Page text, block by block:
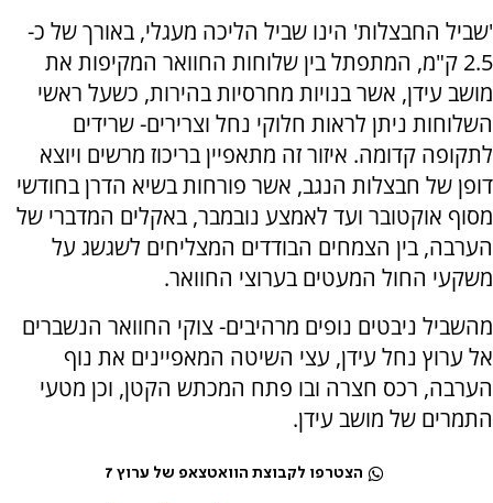
'שביל החבצלות' הינו שביל הליכה מעגלי, באורך של כ-
2.5 ק"מ, המתפתל בין שלוחות החוואר המקיפות את
מושב עידן, אשר בנויות מחרסיות בהירות, כשעל ראשי
השלוחות ניתן לראות חלוקי נחל וצרירים- שרידים
לתקופה קדומה. איזור זה מתאפיין בריכוז מרשים ויוצא
דופן של חבצלות הנגב, אשר פורחות בשיא הדרן בחודשי
מסוף אוקטובר ועד לאמצע נובמבר, באקלים המדברי של
הערבה, בין הצמחים הבודדים המצליחים לשגשג על
משקעי החול המעטים בערוצי החוואר.
מהשביל ניבטים נופים מרהיבים- צוקי החוואר הנשברים
אל ערוץ נחל עידן, עצי השיטה המאפיינים את נוף
הערבה, רכס חצרה ובו פתח המכתש הקטן, וכן מטעי
התמרים של מושב עידן.
הצטרפו לקבוצת הוואטצאפ של ערוץ 7